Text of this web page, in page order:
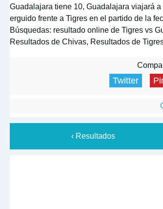
Guadalajara tiene 10, Guadalajara viajará
erguido frente a Tigres en el partido de la
Búsquedas: resultado online de Tigres vs
Resultados de Chivas, Resultados de
Twitter
‹ Resultados